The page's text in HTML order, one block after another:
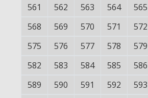
561
562 563 564 565
568
569 570 571 572
575
576 577 578 579
582
583 584 585 586
589
590 591 592 593